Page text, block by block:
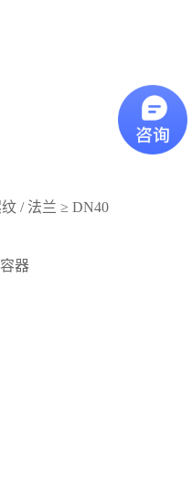
/ 法兰 ≥ DN40
器